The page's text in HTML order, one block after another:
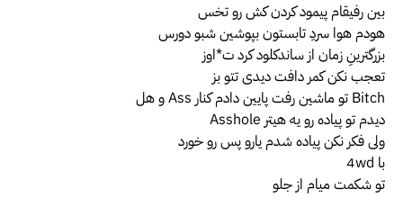
بین رفیقام پیمود کردن کش رو تخس
هودم هوا سردِ تابستون بپوشین شبو دورس
بزرگترینِ زمان از ساندکلود کرد ت*اوز
تعجب نکن کمر دافت دیدی تتو بز
Bitch تو ماشین رفت پایین دادم کنار Ass و هل
دیدم تو پیاده رو یه هیتر Asshole
ولی فکر نکن پیاده شدم یارو پس رو خورد
با 4wd
تو شکمت میام از جلو